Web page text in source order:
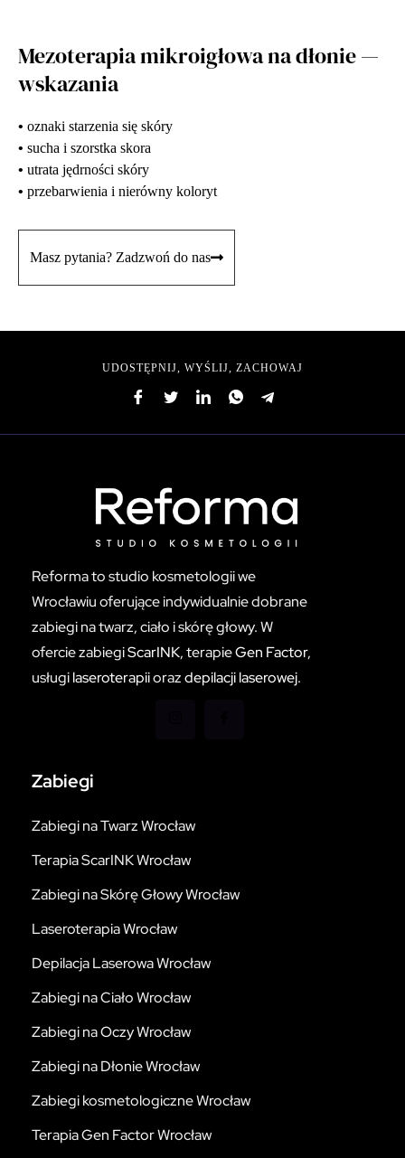
Mezoterapia mikroigłowa na dłonie —
wskazania
• oznaki starzenia się skóry
• sucha i szorstka skora
• utrata jędrności skóry
• przebarwienia i nierówny koloryt
Masz pytania? Zadzwoń do nas
UDOSTĘPNIJ, WYŚLIJ, ZACHOWAJ
Reforma to studio kosmetologii we
Wrocławiu oferujące indywidualnie dobrane
zabiegi na twarz, ciało i skórę głowy. W
ofercie zabiegiScarINK, terapieGen Factor,
usługilaseroterapiiorazdepilacji laserowej.
Zabiegi
Zabiegi na Twarz Wrocław
Terapia ScarINK Wrocław
Zabiegi na Skórę Głowy Wrocław
Laseroterapia Wrocław
Depilacja Laserowa Wrocław
Zabiegi na Ciało Wrocław
Zabiegi na Oczy Wrocław
Zabiegi na Dłonie Wrocław
Zabiegi kosmetologiczne Wrocław
Terapia Gen Factor Wrocław